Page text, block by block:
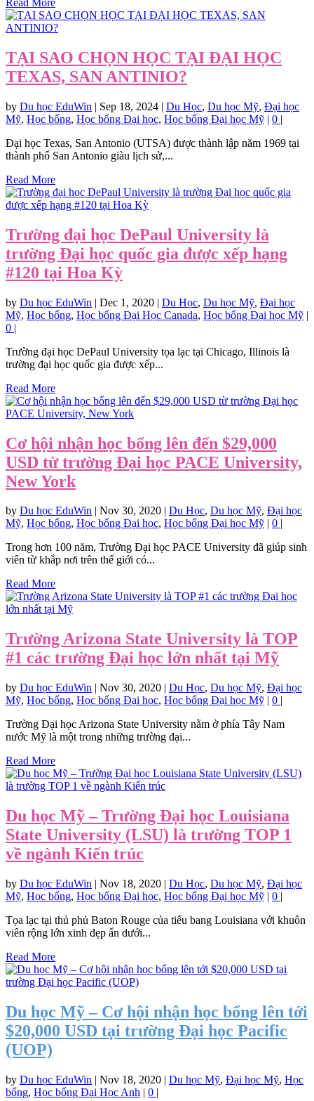
Read More
TẠI SAO CHỌN HỌC TẠI ĐẠI HỌC
TEXAS, SAN ANTINIO?
by Du học EduWin | Sep 18, 2024 | Du Học, Du học Mỹ, Đại học
Mỹ, Học bổng, Học bổng Đại học, Học bổng Đại học Mỹ | 0 |
Đại học Texas, San Antonio (UTSA) được thành lập năm 1969 tại
thành phố San Antonio giàu lịch sử,...
Read More
Trường đại học DePaul University là
trường Đại học quốc gia được xếp hạng
#120 tại Hoa Kỳ
by Du học EduWin | Dec 1, 2020 | Du Học, Du học Mỹ, Đại học
Mỹ, Học bổng, Học bổng Đại Học Canada, Học bổng Đại học Mỹ |
0 |
Trường đại học DePaul University tọa lạc tại Chicago, Illinois là
trường đại học quốc gia được xếp...
Read More
Cơ hội nhận học bổng lên đến $29,000
USD từ trường Đại học PACE University,
New York
by Du học EduWin Nov 30, 2020 Du Học, Du học Mỹ, Đại học
Mỹ, Học bổng, Học bổng Đại học, Học bổng Đại học Mỹ 0
Trong hơn 100 năm, Trường Đại học PACE University đã giúp sinh
viên từ khắp nơi trên thế giới có...
Read More
Trường Arizona State University là TOP
#1 các trường Đại học lớn nhất tại Mỹ
by Du học EduWin | Nov 30, 2020 | Du Học, Du học Mỹ, Đại học
Mỹ, Học bổng, Học bổng Đại học, Học bổng Đại học Mỹ | 0 |
Trường Đại học Arizona State University nằm ở phía Tây Nam
nước Mỹ là một trong những trường đại...
Read More
Du học Mỹ – Trường Đại học Louisiana
State University (LSU) là trường TOP 1
về ngành Kiến trúc
by Du học EduWin | Nov 18, 2020 | Du Học, Du học Mỹ, Đại học
Mỹ, Học bổng, Học bổng Đại học, Học bổng Đại học Mỹ | 0 |
Tọa lạc tại thủ phủ Baton Rouge của tiểu bang Louisiana với khuôn
viên rộng lớn xinh đẹp ẩn dưới...
Read More
Du học Mỹ – Cơ hội nhận học bổng lên tới
$20,000 USD tại trường Đại học Pacific
(UOP)
by Du học EduWin | Nov 18, 2020 | Du học Mỹ, Đại học Mỹ, Học
bổng, Học bổng Đại Học Anh | 0 |